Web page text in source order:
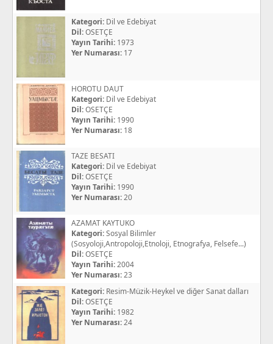
Kategori: Dil ve Edebiyat
Dil:OSETÇE
Yayın Tarihi: 1973
Yer Numarası: 17
HOROTU DAUT
Kategori: Dil ve Edebiyat
Dil:OSETÇE
Yayın Tarihi: 1990
Yer Numarası: 18
TAZE BESATI
Kategori: Dil ve Edebiyat
Dil:OSETÇE
Yayın Tarihi: 1990
Yer Numarası:20
AZAMAT KAYTUKO
Kategori:Sosyal Bilimler
(Sosyoloji,Antropoloji,Etnoloji, Etnografya, Felsefe...)
Dil:OSETÇE
Yayın Tarihi:2004
Yer Numarası:23
Kategori: Resim-Müzik-Heykel ve diğer Sanat dalları
Dil:OSETÇE
Yayın Tarihi: 1982
Yer Numarası:24